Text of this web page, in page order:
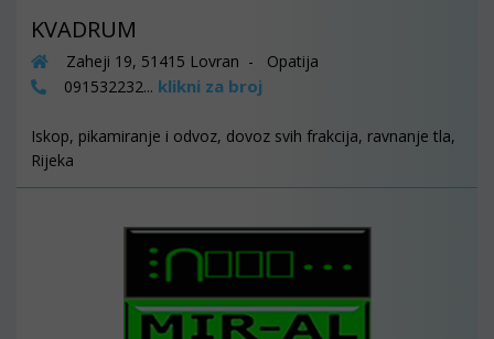
KVADRUM
Zaheji 19, 51415 Lovran - Opatija
091532232... klikni za broj
Iskop, pikamiranje i odvoz, dovoz svih frakcija, ravnanje tla,
Rijeka